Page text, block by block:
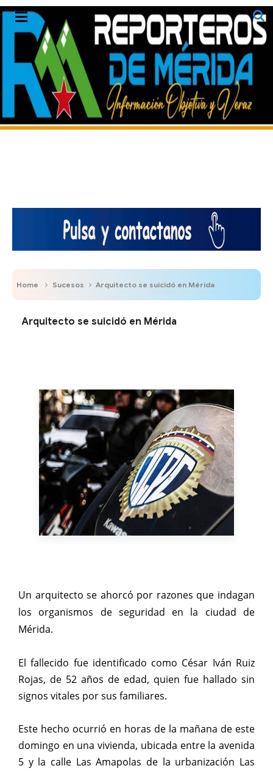
Home Sucesos Arquitecto se suicidó en Mérida
Arquitecto se suicidó en Mérida
Un arquitecto se ahorcó por razones que indagan
los organismos de seguridad en la ciudad de
Mérida.
El fallecido fue identificado como César Iván Ruiz
Rojas, de 52 años de edad, quien fue hallado sin
signos vitales por sus familiares.
Este hecho ocurrió en horas de la mañana de este
domingo en una vivienda, ubicada entre la avenida
5 y la calle Las Amapolas de la urbanización Las